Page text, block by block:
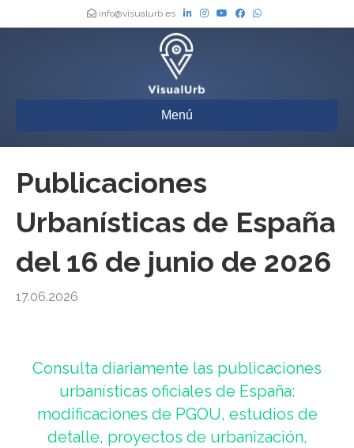
info@visualurb.es
Menú
Publicaciones
Urbanísticas de España
del 16 de junio de 2026
17.06.2026
Consulta diariamente las publicaciones
urbanísticas oficiales de España:
modificaciones de PGOU, estudios de
detalle, proyectos de urbanización,